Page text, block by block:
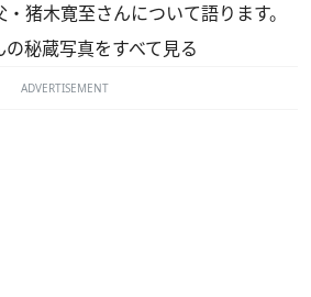
猪木寛至さんについて語ります。
秘蔵写真をすべて見る
ADVERTISEMENT